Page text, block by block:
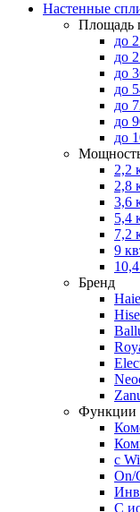
Настенные
Площадь
до
до
до
до
до
до
до
2,2
2,8
3,6
5,4
7,2
9
Бренд
Функции
с
On/
С